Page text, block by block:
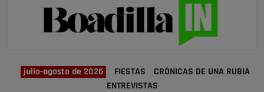
julio-agosto de 2026 FIESTAS
CRÓNICAS DE UNA RUBIA
ENTREVISTAS